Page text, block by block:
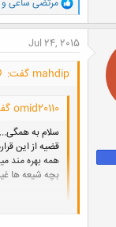
فرج آقا امام
این حرفا از
باید در رفتار
ا
ک
ش
ا
Jul 24, 2015
mahdip گفت:
omid20110 گفت:
سلام به همگی...
قضیه از این
همه بهره مند
بچه شیعه ها